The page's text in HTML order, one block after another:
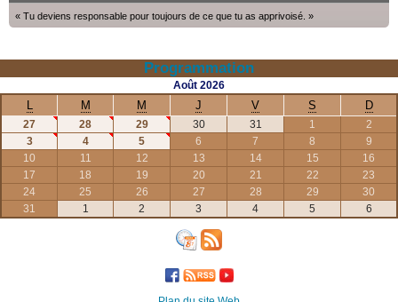
« Tu deviens responsable pour toujours de ce que tu as apprivoisé. »
Programmation
Août 2026
M M J V S D
27 28 29 30 31 1
2
3
4 5 6 7 8
9
10
11 12 13 14 15
16
17
18 19 20 21 22
23
24
25 26 27 28 29
30
31
1 2 3 4 5 6